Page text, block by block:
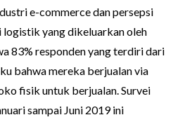
e-commerce dan persepsi
yang dikeluarkan oleh
83% responden yang terdiri dari
bahwa mereka berjualan via
fisik untuk berjualan. Survei
sampai Juni 2019 ini